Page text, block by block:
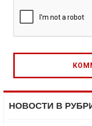
НОВОСТИ В